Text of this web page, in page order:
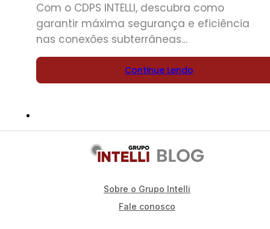
Com o CDPS INTELLI, descubra como
garantir máxima segurança e eficiência
nas conexões subterrâneas…
Continue Lendo
Sobre o Grupo Intelli
Fale conosco